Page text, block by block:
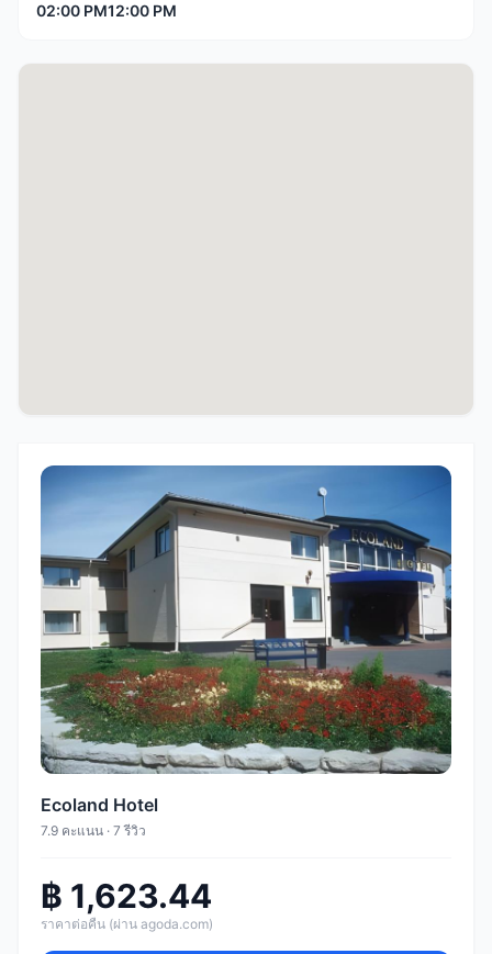
02:00 PM12:00 PM
Ecoland Hotel
7.9 คะแนน · 7 รีวิว
฿ 1,623.44
ราคาต่อคืน (ผ่าน agoda.com)